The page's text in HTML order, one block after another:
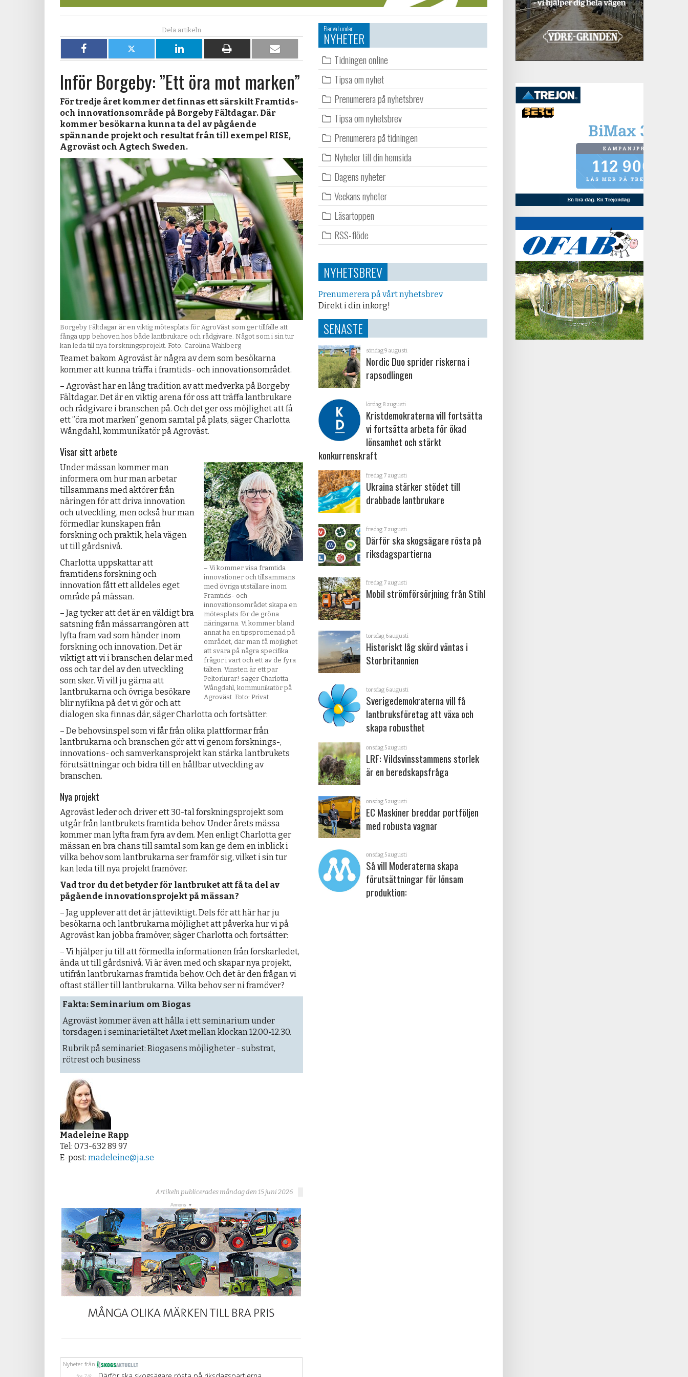
Dela
på
Facebook
Dela
på
X
Dela
på
LinkedIn
Dela
på
papper
Dela
per
e-
post
Inför Borgeby: ”Ett öra mot marken”
För tredje året kommer det finnas ett särskilt Framtids-
och innovationsområde på Borgeby Fältdagar. Där
kommer besökarna kunna ta del av pågående
spännande projekt och resultat från till exempel RISE,
Agroväst och Agtech Sweden.
Borgeby Fältdagar är en viktig mötesplats för AgroVäst som ger tillfälle att
fånga upp behoven hos både lantbrukare och rådgivare. Något som i sin tur
kan leda till nya forskningsprojekt. Foto: Carolina Wahlberg
Teamet bakom Agroväst är några av dem som besökarna
kommer att kunna träffa i framtids- och innovationsområdet.
– Agroväst har en lång tradition av att medverka på Borgeby
Fältdagar. Det är en viktig arena för oss att träffa lantbrukare
och rådgivare i branschen på. Och det ger oss möjlighet att få
ett ”öra mot marken” genom samtal på plats, säger Charlotta
Wångdahl, kommunikatör på Agroväst.
Visar sitt arbete
– Vi kommer visa framtida
innovationer och tillsammans
med övriga utställare inom
Framtids- och
innovationsområdet skapa en
mötesplats för de gröna
näringarna. Vi kommer bland
annat ha en tipspromenad på
området, där man få möjlighet
att svara på några specifika
frågor i vart och ett av de fyra
tälten. Vinsten är ett par
Peltorlurar! säger Charlotta
Wångdahl, kommunikatör på
Agroväst. Foto: Privat
Under mässan kommer man
informera om hur man arbetar
tillsammans med aktörer från
näringen för att driva innovation
och utveckling, men också hur man
förmedlar kunskapen från
forskning och praktik, hela vägen
ut till gårdsnivå.
Charlotta uppskattar att
framtidens forskning och
innovation fått ett alldeles eget
område på mässan.
– Jag tycker att det är en väldigt bra
satsning från mässarrangören att
lyfta fram vad som händer inom
forskning och innovation. Det är
viktigt att vi i branschen delar med
oss och tar del av den utveckling
som sker. Vi vill ju gärna att
lantbrukarna och övriga besökare
blir nyfikna på det vi gör och att
dialogen ska finnas där, säger Charlotta och fortsätter:
– De behovsinspel som vi får från olika plattformar från
lantbrukarna och branschen gör att vi genom forsknings-,
innovations- och samverkansprojekt kan stärka lantbrukets
förutsättningar och bidra till en hållbar utveckling av
branschen.
Nya projekt
Agroväst leder och driver ett 30-tal forskningsprojekt som
utgår från lantbrukets framtida behov. Under årets mässa
kommer man lyfta fram fyra av dem. Men enligt Charlotta ger
mässan en bra chans till samtal som kan ge dem en inblick i
vilka behov som lantbrukarna ser framför sig, vilket i sin tur
kan leda till nya projekt framöver.
Vad tror du det betyder för lantbruket att få ta del av
pågående innovationsprojekt på mässan?
– Jag upplever att det är jätte­viktigt. Dels för att här har ju
besökarna och lantbrukarna möjlighet att påverka hur vi på
Agroväst kan jobba framöver, säger Charlotta och fortsätter:
– Vi hjälper ju till att förmedla informationen från forskarledet,
ända ut till gårdsnivå. Vi är även med och skapar nya projekt,
utifrån lantbrukarnas framtida behov. Och det är den frågan vi
oftast ställer till lantbrukarna. Vilka behov ser ni framöver?
Fakta: Seminarium om Biogas
Agroväst kommer även att hålla i ett seminarium under
torsdagen i seminarietältet Axet mellan klockan 12.00-12.30.
Rubrik på seminariet: Biogasens möjligheter - substrat,
rötrest och business
Madeleine Rapp
Tel: 073-632 89 97
E-post: madeleine@ja.se
Artikeln publicerades måndag den 15 juni 2026
Fler val under
NYHETER
Tidningen online
Tipsa om nyhet
Prenumerera på nyhetsbrev
Tipsa om nyhetsbrev
Prenumerera på tidningen
Nyheter till din hemsida
Dagens nyheter
Veckans nyheter
Läsartoppen
RSS-flöde
NYHETSBREV
Prenumerera på vårt nyhetsbrev
Direkt i din inkorg!
SENASTE
söndag 9 augusti
Nordic Duo sprider riskerna i
rapsodlingen
lördag 8 augusti
Kristdemokraterna vill fortsätta
vi fortsätta arbeta för ökad
lönsamhet och stärkt
konkurrenskraft
fredag 7 augusti
Ukraina stärker stödet till
drabbade lantbrukare
fredag 7 augusti
Därför ska skogsägare rösta på
riksdagspartierna
fredag 7 augusti
Mobil strömförsörjning från Stihl
torsdag 6 augusti
Historiskt låg skörd väntas i
Storbritannien
torsdag 6 augusti
Sverigedemokraterna vill få
lantbruksföretag att växa och
skapa robusthet
onsdag 5 augusti
LRF: Vildsvinsstammens storlek
är en beredskapsfråga
onsdag 5 augusti
EC Maskiner breddar portföljen
med robusta vagnar
onsdag 5 augusti
Så vill Moderaterna skapa
förutsättningar för lönsam
produktion: